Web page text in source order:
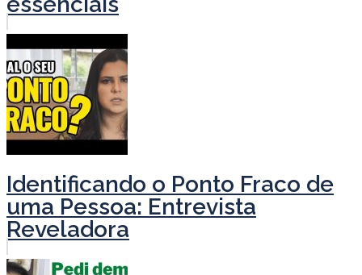
Identificando o Ponto Fraco de
uma Pessoa: Entrevista
Reveladora